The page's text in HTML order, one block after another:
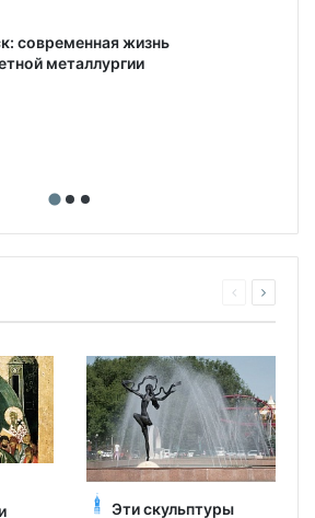
современная жизнь
металлургии
Эти скульптуры